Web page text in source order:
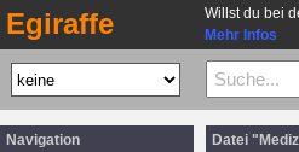
Egiraffe
Willst du bei
Mehr Infos
Navigation
Datei